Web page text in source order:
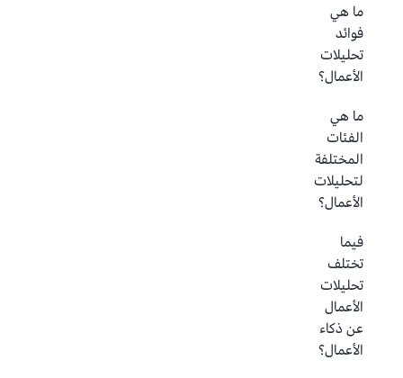
ما هي
فوائد
تحليلات
الأعمال؟
ما هي
الفئات
المختلفة
لتحليلات
الأعمال؟
فيما
تختلف
تحليلات
الأعمال
عن ذكاء
الأعمال؟